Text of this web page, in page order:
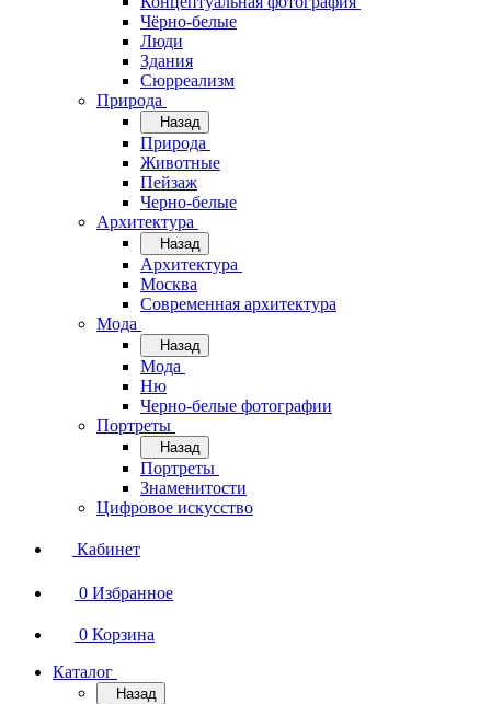
Чёрно-белые
Люди
Здания
Сюрреализм
Природа
Назад
Природа
Животные
Пейзаж
Черно-белые
Архитектура
Назад
Архитектура
Москва
Современная архитектура
Мода
Назад
Мода
Ню
Черно-белые фотографии
Портреты
Назад
Портреты
Знаменитости
Цифровое искусство
Кабинет
0 Избранное
0 Корзина
Каталог
Назад